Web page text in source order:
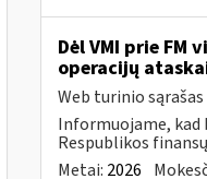
Dėl VMI prie FM
operacijų
Web turinio sąrašas
Informuojame, kad
Respublikos
Metai: 2026